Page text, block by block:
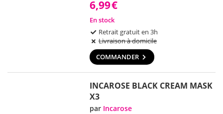
6,99€
En stock
Retrait gratuit en 3h
Livraison à domicile
COMMANDER
INCAROSE BLACK CREAM MASK
X3
par Incarose